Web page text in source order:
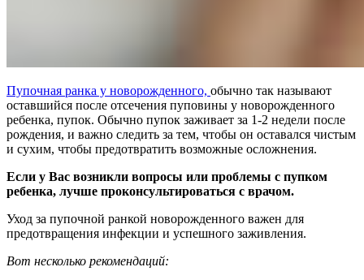
Пупочная ранка у новорожденного, обычно так называют
оставшийся после отсечения пуповины у новорожденного
ребенка, пупок. Обычно пупок заживает за 1-2 недели после
рождения, и важно следить за тем, чтобы он оставался чистым
и сухим, чтобы предотвратить возможные осложнения.
Если у Вас возникли вопросы или проблемы с пупком
ребенка, лучше проконсультироваться с врачом.
Уход за пупочной ранкой новорожденного важен для
предотвращения инфекции и успешного заживления.
Вот несколько рекомендаций: